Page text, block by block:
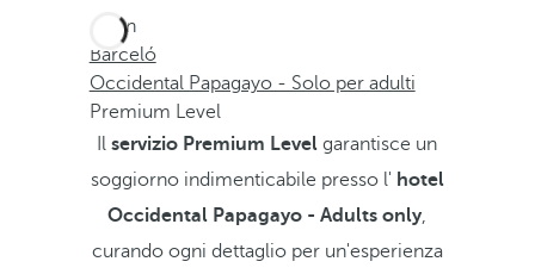
Sei in
Barceló
Occidental Papagayo - Solo per adulti
Premium Level
Ilservizio Premium Level garantisce un
soggiorno indimenticabile presso l' hotel
Occidental Papagayo - Adults only,
curando ogni dettaglio per un'esperienza